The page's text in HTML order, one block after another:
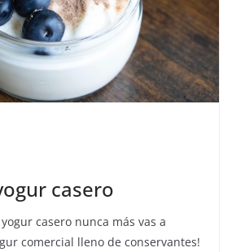
casero
casero nunca más vas a
comercial lleno de conservantes!